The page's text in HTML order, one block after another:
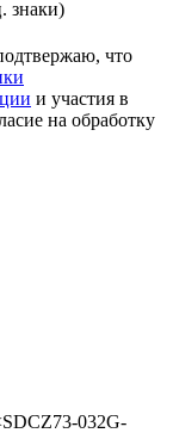
знаки)
что
и участия в
на обработку
032G-